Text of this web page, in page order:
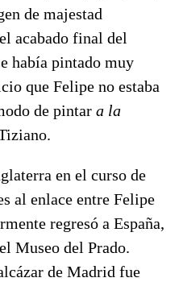
de majestad
acabado final del
había pintado muy
que Felipe no estaba
de pintar a la
en el curso de
al enlace entre Felipe
regresó a España,
Museo del Prado.
de Madrid fue